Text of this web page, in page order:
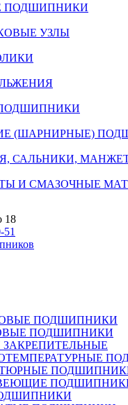
ПОДШИПНИКИ
УЗЛЫ
(ШАРНИРНЫЕ)
САЛЬНИКИ,
И СМАЗОЧНЫЕ
18
51
ПОДШИПНИКИ
ПОДШИПНИКИ
ЗАКРЕПИТЕЛЬНЫЕ